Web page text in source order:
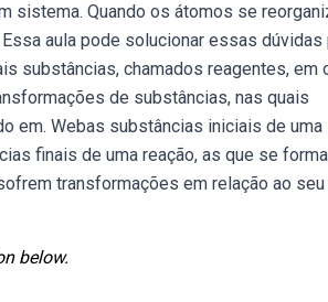
sistema. Quando os átomos se
aula pode solucionar essas dúvidas
substâncias, chamados reagentes, em
de substâncias, nas quais
em. Webas substâncias iniciais de uma
finais de uma reação, as que se
transformações em relação ao seu
below.